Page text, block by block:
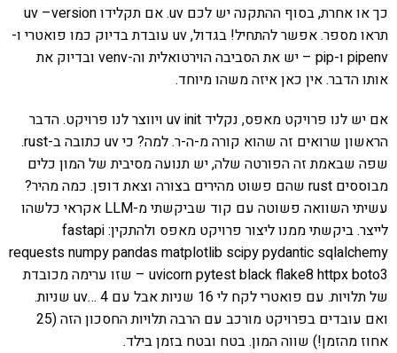
כך או אחרת, בסוף ההתקנה יש לכם uv. אם תקלידו uv –version
תראו מספר. אפשר להתחיל! בגדול, uv עובדת בדיוק כמו פואטרי ו-
pipenv ו-pip – יש את הסביבה הוירטואלית וה-venv ובדיוק את
אותו הדבר. אין כאן איזה משהו מיוחד.
אם יש לנו פרויקט מאפס, נקליד uv init ויווצר לנו פרויקט. הדבר
הראשון שרואים זה שהוא קורה מ-ה-ר. למה? כי uv כתובה ב-rust.
שפה שבאמת זה הפורטה שלה, יש תנועה מסיבית של המון כלים
מבוססים rust שהם פשוט מהירים בצורה וצאת דופן. כמה מהיר?
עשיתי השוואה פשוטה עם קוד שביקשתי מ-LLM אקראי כלשהו
לייצר. ביקשתי ממנו ליצור פרויקט מאפס ולהתקין: fastapi
requests numpy pandas matplotlib scipy pydantic sqlalchemy
uvicorn pytest black flake8 httpx boto3 – שזו ערימה מכובדת
של תלויות. עם פואטרי לקח לי 16 שניות אבל עם uv… 4 שניות.
ואם עובדים בפרויקט מורכב עם הרבה תלויות החסכון הזה (25
אחוז מהזמן!) שווה המון. בטח ובטח בזמן בילד.